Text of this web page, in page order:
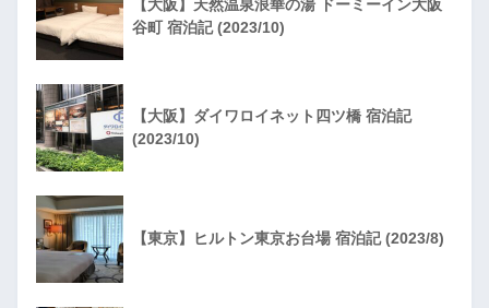
【大阪】天然温泉浪華の湯 ドーミーイン大阪
谷町 宿泊記 (2023/10)
【大阪】ダイワロイネット四ツ橋 宿泊記
(2023/10)
【東京】ヒルトン東京お台場 宿泊記 (2023/8)